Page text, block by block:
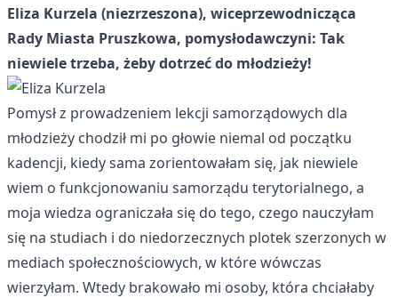
Eliza Kurzela (niezrzeszona), wiceprzewodnicząca
Rady Miasta Pruszkowa, pomysłodawczyni: Tak
niewiele trzeba, żeby dotrzeć do młodzieży!
Pomysł z prowadzeniem lekcji samorządowych dla
młodzieży chodził mi po głowie niemal od początku
kadencji, kiedy sama zorientowałam się, jak niewiele
wiem o funkcjonowaniu samorządu terytorialnego, a
moja wiedza ograniczała się do tego, czego nauczyłam
się na studiach i do niedorzecznych plotek szerzonych w
mediach społecznościowych, w które wówczas
wierzyłam. Wtedy brakowało mi osoby, która chciałaby